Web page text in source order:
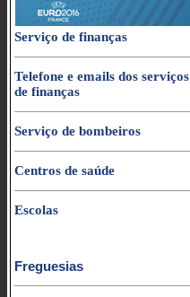
Serviço de finanças
Telefone e emails dos serviços
de finanças
Serviço de bombeiros
Centros de saúde
Escolas
Freguesias